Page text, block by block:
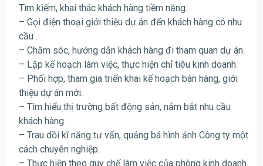
Tìm kiếm, khai thác khách hàng tiềm năng.
– Gọi điện thoại giới thiệu dự án đến khách hàng có nhu
cầu .
– Chăm sóc, hướng dẫn khách hàng đi tham quan dự án.
– Lập kế hoạch làm việc, thực hiện chỉ tiêu kinh doanh.
– Phối hợp, tham gia triển khai kế hoạch bán hàng, giới
thiệu dự án mới.
– Tìm hiểu thị trường bất động sản, nắm bắt nhu cầu
khách hàng.
– Trau dồi kĩ năng tư vấn, quảng bá hình ảnh Công ty một
cách chuyên nghiệp.
– Thực hiện theo quy chế làm việc của phòng kinh doanh.